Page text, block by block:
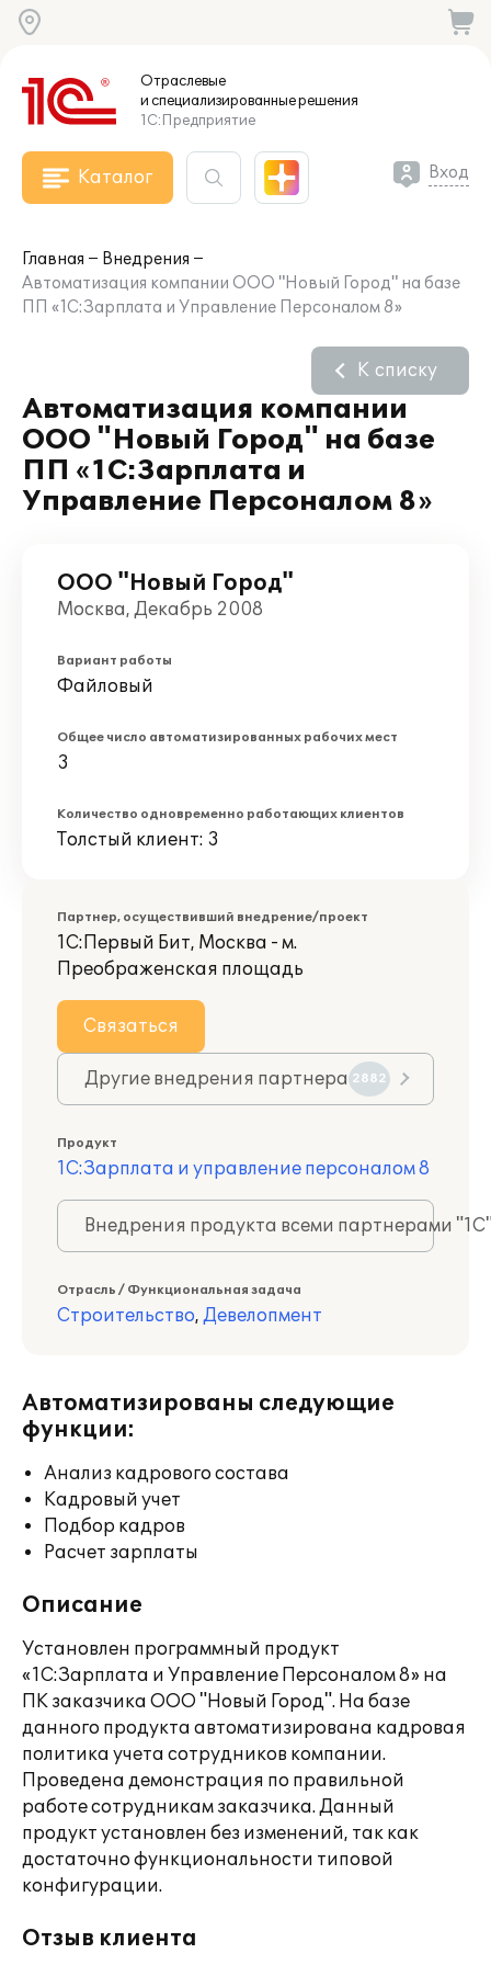
Отраслевые
и специализированныерешения
1С:Предприятие
Каталог Вход
Главная
Внедрения
Автоматизация компании ООО "Новый Город" на базе
ПП «1С:Зарплата и Управление Персоналом 8»
Автоматизация компании
ООО "Новый Город" на базе
ПП «1С:Зарплата и
Управление Персоналом 8»
К списку
ООО "Новый Город"
Москва, Декабрь 2008
Вариант работы
Файловый
Общее число автоматизированных рабочих мест
3
Количество одновременно работающих клиентов
Толстый клиент: 3
Партнер, осуществивший внедрение/проект
1С:Первый Бит, Москва - м.
Преображенская площадь
Связаться
Другие внедрения партнера 2882
Продукт
1С:Зарплата и управление персоналом 8
Внедрения продукта всеми партнерами
Отрасль / Функциональная задача
Строительство, Девелопмент
Автоматизированы следующие
функции:
Анализ кадрового состава
Кадровый учет
Подбор кадров
Расчет зарплаты
Описание
Установлен программный продукт
«1С:Зарплата и Управление Персоналом 8» на
ПК заказчика ООО "Новый Город". На базе
данного продукта автоматизирована кадровая
политика учета сотрудников компании.
Проведена демонстрация по правильной
работе сотрудникам заказчика. Данный
продукт установлен без изменений, так как
достаточно функциональности типовой
конфигурации.
Отзыв клиента